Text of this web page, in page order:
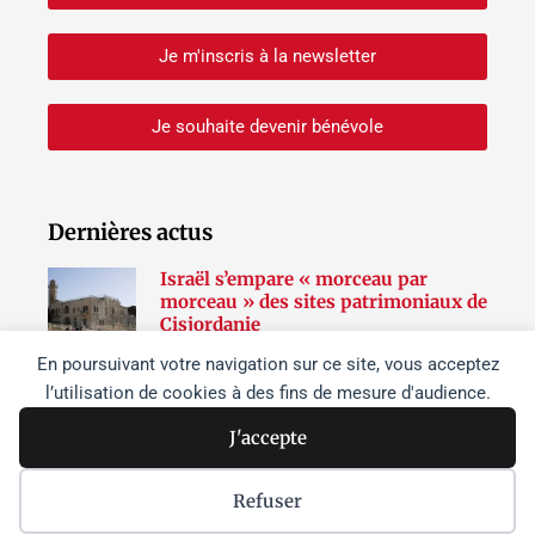
En poursuivant votre navigation sur ce site, vous acceptez
l’utilisation de cookies à des fins de mesure d'audience.
J'accepte
Refuser
Je m'inscris à la newsletter
Je souhaite devenir bénévole
Dernières actus
Israël s’empare « morceau par
morceau » des sites patrimoniaux de
Cisjordanie
Netanyahou à Washington :
soutien à Israël dans l’opinion
publique aux États-Unis
Lire la suite »